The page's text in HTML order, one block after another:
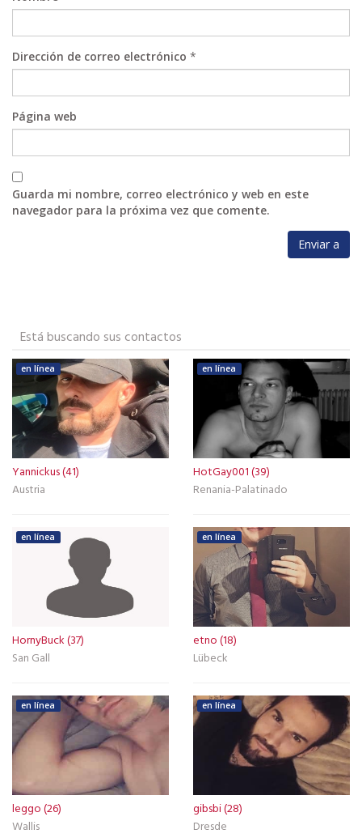
Dirección de correo electrónico *
Página web
Guarda mi nombre, correo electrónico y web en este
navegador para la próxima vez que comente.
Está buscando sus contactos
en línea
Yannickus (41)
Austria
en línea
HotGay001 (39)
Renania-Palatinado
en línea
HornyBuck (37)
San Gall
en línea
etno (18)
Lübeck
en línea
leggo (26)
Wallis
en línea
gibsbi (28)
Dresde